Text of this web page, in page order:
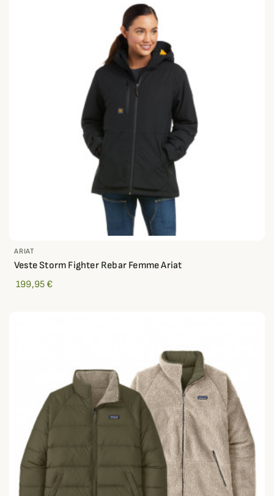
ARIAT
Veste Storm Fighter Rebar Femme Ariat
199,95 €